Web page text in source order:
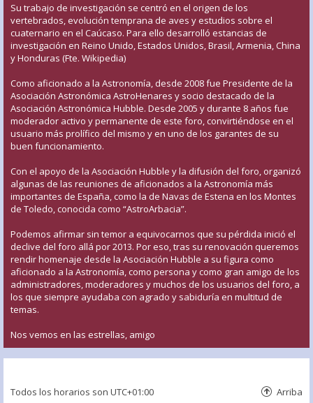
Su trabajo de investigación se centró en el origen de los
vertebrados, evolución temprana de aves y estudios sobre el
cuaternario en el Caúcaso. Para ello desarrolló estancias de
investigación en Reino Unido, Estados Unidos, Brasil, Armenia, China
y Honduras (Fte. Wikipedia)
Como aficionado a la Astronomía, desde 2008 fue Presidente de la
Asociación Astronómica AstroHenares y socio destacado de la
Asociación Astronómica Hubble. Desde 2005 y durante 8 años fue
moderador activo y permanente de este foro, convirtiéndose en el
usuario más prolífico del mismo y en uno de los garantes de su
buen funcionamiento.
Con el apoyo de la Asociación Hubble y la difusión del foro, organizó
algunas de las reuniones de aficionados a la Astronomía más
importantes de España, como la de Navas de Estena en los Montes
de Toledo, conocida como “AstroArbacia”.
Podemos afirmar sin temor a equivocarnos que su pérdida inició el
declive del foro allá por 2013. Por eso, tras su renovación queremos
rendir homenaje desde la Asociación Hubble a su figura como
aficionado a la Astronomía, como persona y como gran amigo de los
administradores, moderadores y muchos de los usuarios del foro, a
los que siempre ayudaba con agrado y sabiduría en multitud de
temas.
Nos vemos en las estrellas, amigo
Todos los horarios son UTC+01:00 Arriba